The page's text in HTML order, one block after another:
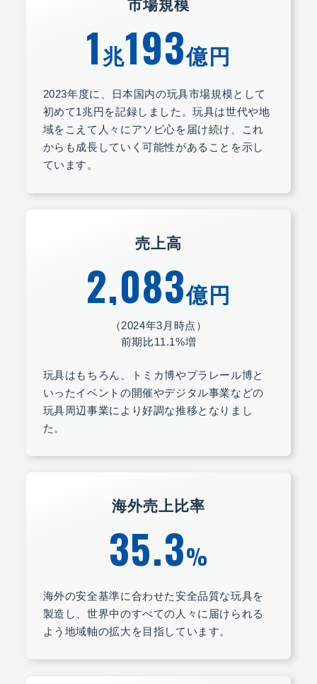
市場規模
1兆193億円
2023年度に、日本国内の玩具市場規模として
初めて1兆円を記録しました。玩具は世代や地
域をこえて人々にアソビ心を届け続け、これ
からも成長していく可能性があることを示し
ています。
売上高
2,083億円
（2024年3月時点）
前期比11.1%増
玩具はもちろん、トミカ博やプラレール博と
いったイベントの開催やデジタル事業などの
玩具周辺事業により好調な推移となりまし
た。
海外売上比率
35.3%
海外の安全基準に合わせた安全品質な玩具を
製造し、世界中のすべての人々に届けられる
よう地域軸の拡大を目指しています。